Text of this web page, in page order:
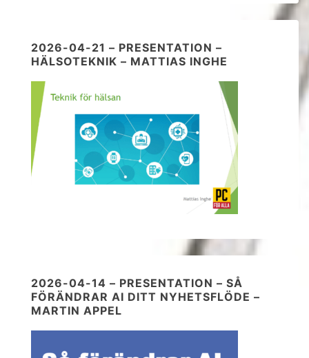
2026-04-21 – PRESENTATION –
HÄLSOTEKNIK – MATTIAS INGHE
2026-04-14 – PRESENTATION – SÅ
FÖRÄNDRAR AI DITT NYHETSFLÖDE –
MARTIN APPEL